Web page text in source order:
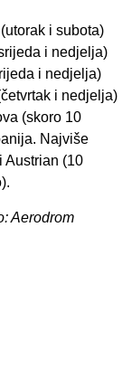
i subota)
i nedjelja)
i nedjelja)
i nedjelja)
(skoro 10
Najviše
Austrian (10
Aerodrom